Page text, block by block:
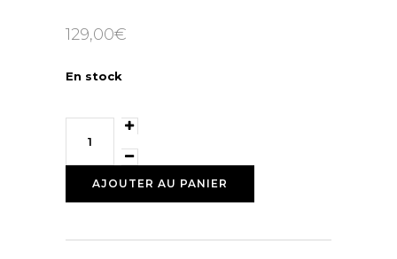
129,00€
En stock
Night
quantity
AJOUTER AU PANIER